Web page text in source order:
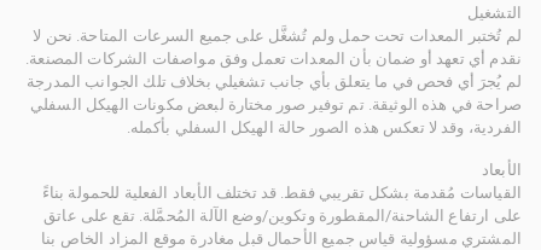
التشغيل
لم تُختبر المعدات تحت حمل ولم تُشغَّل على جميع السرعات المتاحة. نحن لا
نقدم أي تعهد أو ضمان بأن المعدات تعمل وفق مواصفات الشركات المصنعة.
لم يُجرَ أي فحص في ما يتعلق بأي جانب تشغيلي بخلاف تلك الجوانب المدرجة
صراحة في هذه الوثيقة. تم توفير صور مختارة لبعض مكونات الهيكل السفلي
الفردية، وقد لا تعكس هذه الصور حالة الهيكل السفلي بأكمله.
الأبعاد
القياسات مُقدمة بشكل تقريبي فقط. قد تختلف الأبعاد الفعلية للحمولة بناءً
على ارتفاع الشاحنة/المقطورة وتكوين/وضع الآلة المُحمَّلة. تقع على عاتق
المشتري مسؤولية قياس جميع الأحمال قبل مغادرة موقع المزاد الخاص بنا